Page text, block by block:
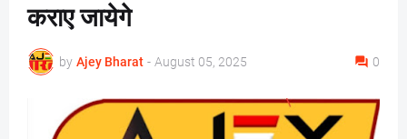
कराए जायेगे
by Ajey Bharat - August 05, 2025 0